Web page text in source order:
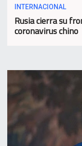
INTERNACIONAL
Rusia cierra su
coronavirus chino